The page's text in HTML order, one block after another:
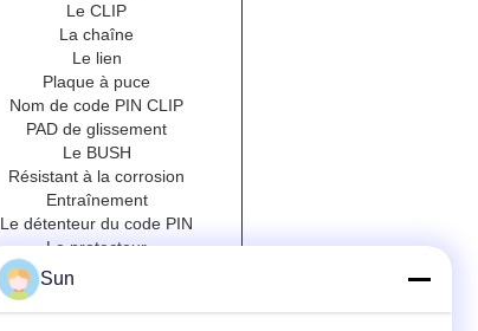
Le CLIP
La chaîne
Le lien
Plaque à puce
Nom de code PIN CLIP
PAD de glissement
Le BUSH
Résistant à la corrosion
Entraînement
Le détenteur du code PIN
Le protecteur
Pompes à eau
Boîte de vitesses
Sun